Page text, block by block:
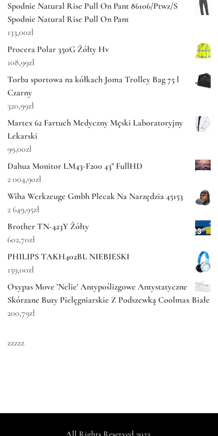
Spodnie Natural Rise Pull On Pant 86106/Ptwz/S
Spodnie Natural Rise Pull On Pant
133,00zł
Procera Polar 350G Żółty Hv
108,99zł
Torba sportowa na kółkach Joma Trolley Bag 75 l
Czarny
320,99zł
Martex 62 Fartuch Medyczny Męski Laboratoryjny
Lekarski
99,00zł
Dahua Monitor LM43-F200 43" FullHD
2 004,90zł
Wiha Werkzeuge Gmbh Plecak Na Narzędzia 45153
2 649,95zł
Brother TN-423Y Żółty
602,70zł
PHILIPS TAKH402BL NIEBIESKI
159,00zł
Oxypas Move 'Nelie' Antypoślizgowe Antystatyczne
Skórzane Buty Pielęgniarskie Z Podszewką Coolmax Białe
200,79zł
zzzzz